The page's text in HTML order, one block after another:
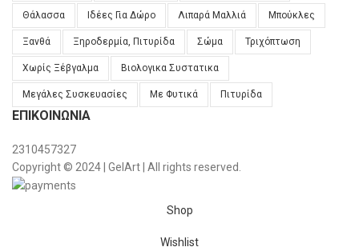
Θάλασσα Ιδέες Για Δώρο Λιπαρά Μαλλιά Μπούκλες
Ξανθά Ξηροδερμία, Πιτυρίδα Σώμα Τριχόπτωση
Χωρίς Ξέβγαλμα Βιολογικα Συστατικα
Μεγάλες Συσκευασίες Με Φυτικά Πιτυρίδα
ΕΠΙΚΟΙΝΩΝΊΑ
2310457327
Copyright © 2024 | GelArt | All rights reserved.
Shop
Wishlist